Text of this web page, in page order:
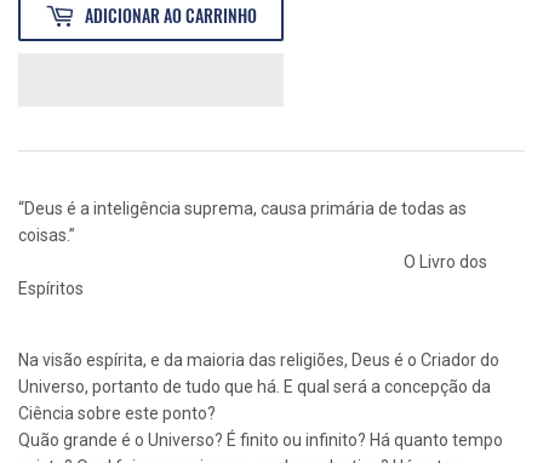
ADICIONAR AO CARRINHO
“Deus é a inteligência suprema, causa primária de todas as
coisas.”
O Livro dos
Espíritos
Na visão espírita, e da maioria das religiões, Deus é o Criador do
Universo, portanto de tudo que há. E qual será a concepção da
Ciência sobre este ponto?
Quão grande é o Universo? É finito ou infinito? Há quanto tempo